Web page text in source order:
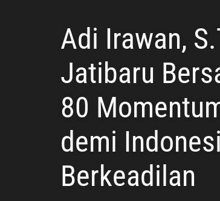
Adi Irawan,
Jatibaru
80
demi
Berkeadilan